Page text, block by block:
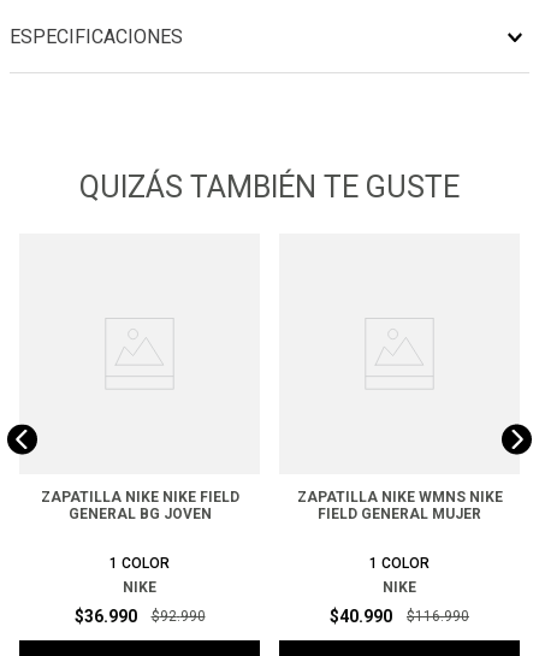
ESPECIFICACIONES
QUIZÁS TAMBIÉN TE GUSTE
ZAPATILLA NIKE NIKE FIELD
GENERAL BG JOVEN
1 COLOR
NIKE
$36.990 $92.990
ZAPATILLA NIKE WMNS NIKE
FIELD GENERAL MUJER
1 COLOR
NIKE
$40.990 $116.990